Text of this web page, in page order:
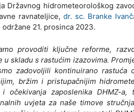
Državnog hidrometeorološkog
ravnateljice,dr. sc. Branke
21. prosinca 2023.
provoditi ključne reforme,
u skladu s rastućim izazovima.
zadovoljili kontinuirano rastuća
bržim i pristupačnijim
i očekivanja zaposlenika DHMZ-
uvjeta za naše timove